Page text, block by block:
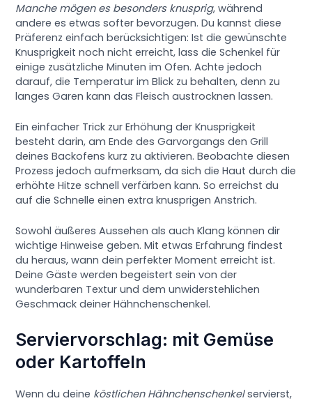
Manche mögen es besonders knusprig, während
andere es etwas softer bevorzugen. Du kannst diese
Präferenz einfach berücksichtigen: Ist die gewünschte
Knusprigkeit noch nicht erreicht, lass die Schenkel für
einige zusätzliche Minuten im Ofen. Achte jedoch
darauf, die Temperatur im Blick zu behalten, denn zu
langes Garen kann das Fleisch austrocknen lassen.
Ein einfacher Trick zur Erhöhung der Knusprigkeit
besteht darin, am Ende des Garvorgangs den Grill
deines Backofens kurz zu aktivieren. Beobachte diesen
Prozess jedoch aufmerksam, da sich die Haut durch die
erhöhte Hitze schnell verfärben kann. So erreichst du
auf die Schnelle einen extra knusprigen Anstrich.
Sowohl äußeres Aussehen als auch Klang können dir
wichtige Hinweise geben. Mit etwas Erfahrung findest
du heraus, wann dein perfekter Moment erreicht ist.
Deine Gäste werden begeistert sein von der
wunderbaren Textur und dem unwiderstehlichen
Geschmack deiner Hähnchenschenkel.
Serviervorschlag: mit Gemüse
oder Kartoffeln
Wenn du deine köstlichen Hähnchenschenkelservierst,